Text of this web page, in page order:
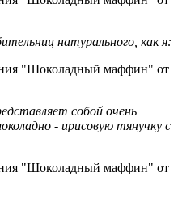
натурального, как я:
собой очень
- ирисовую тянучку с